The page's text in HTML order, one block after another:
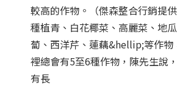
較高的作物。（傑森整合行銷提
種植青、白花椰菜、高麗菜、地
蔔、西洋芹、蓮藕&hellip;等作物
裡總會有5至6種作物，陳先生說
有長